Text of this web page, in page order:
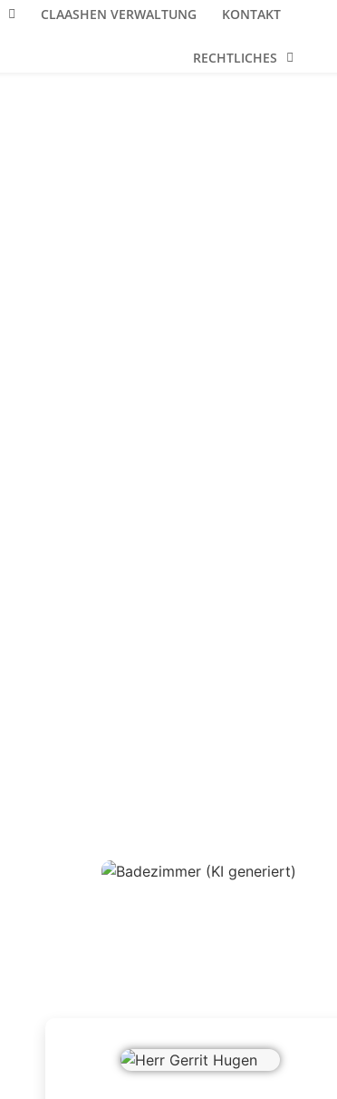
CLAASHEN VERWALTUNG KONTAKT
RECHTLICHES